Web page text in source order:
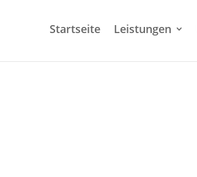
Startseite Leistungen